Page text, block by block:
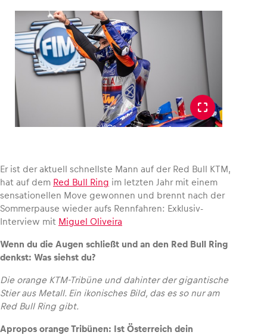
Fahrzeug
Alle anzeigen
Business
Alle anzeigen
Glossar
Er ist der aktuell schnellste Mann auf der Red Bull KTM,
hat auf dem Red Bull Ring im letzten Jahr mit einem
sensationellen Move gewonnen und brennt nach der
Sommerpause wieder aufs Rennfahren: Exklusiv-
Interview mit Miguel Oliveira
Wenn du die Augen schließt und an den Red Bull Ring
denkst: Was siehst du?
Die orange KTM-Tribüne und dahinter der gigantische
Stier aus Metall. Ein ikonisches Bild, das es so nur am
Red Bull Ring gibt.
Apropos orange Tribünen: Ist Österreich dein